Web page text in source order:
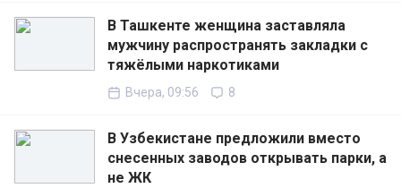
В Ташкенте женщина заставляла
мужчину распространять закладки с
тяжёлыми наркотиками
Вчера, 09:56 8
В Узбекистане предложили вместо
снесенных заводов открывать парки, а
не ЖК